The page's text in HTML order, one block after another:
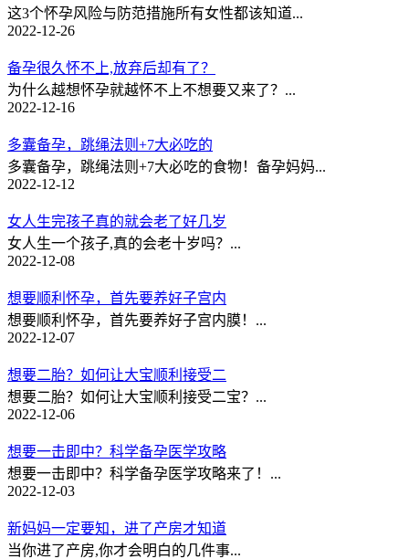
这3个怀孕风险与防范措施所有女性都该知道...
2022-12-26
备孕很久怀不上,放弃后却有了？
为什么越想怀孕就越怀不上不想要又来了？...
2022-12-16
多囊备孕，跳绳法则+7大必吃的
多囊备孕，跳绳法则+7大必吃的食物！备孕妈妈...
2022-12-12
女人生完孩子真的就会老了好几岁
女人生一个孩子,真的会老十岁吗？...
2022-12-08
想要顺利怀孕，首先要养好子宫内
想要顺利怀孕，首先要养好子宫内膜！...
2022-12-07
想要二胎？如何让大宝顺利接受二
想要二胎？如何让大宝顺利接受二宝？...
2022-12-06
想要一击即中？科学备孕医学攻略
想要一击即中？科学备孕医学攻略来了！...
2022-12-03
新妈妈一定要知，进了产房才知道
当你进了产房,你才会明白的几件事...